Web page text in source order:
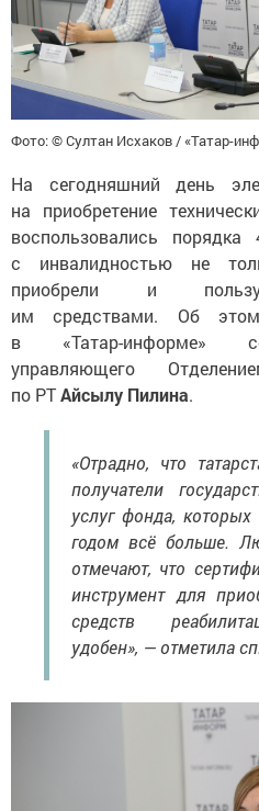
Фото: © Султан Исхаков / «Татар-
На сегодняшний день
на приобретение
воспользовались
с инвалидностью не
приобрели и
им средствами. Об этом
в «Татар-информе»
управляющего
по РТАйсылу Пилина.
«Отрадно, что
получатели
услуг фонда,
годом всё больше.
отмечают, что
инструмент для
средств
удобен», — отметила